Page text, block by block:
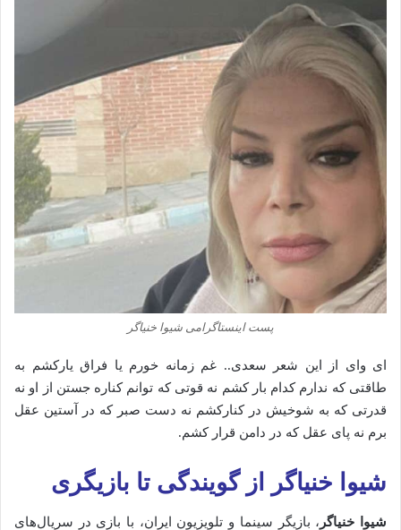
پست اینستاگرامی شیوا خنیاگر
ای وای از این شعر سعدی.. غم زمانه خورم یا فراق یارکشم به
طاقتی که ندارم کدام بار کشم نه قوتی که توانم کناره جستن از او نه
قدرتی که به شوخیش در کنارکشم نه دست صبر که در آستین عقل
برم نه پای عقل که در دامن قرار کشم.
شیوا خنیاگر از گویندگی تا بازیگری
شیوا خنیاگر ، بازیگر سینما و تلویزیون ایران، با بازی در سریال‌های